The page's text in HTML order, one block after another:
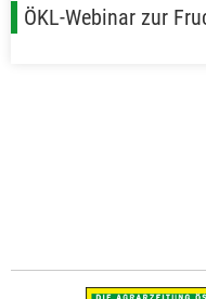
ÖKL-Webinar zur